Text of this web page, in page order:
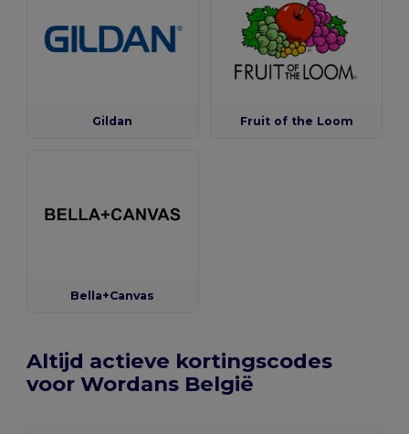
Gildan Fruit of the Loom
Bella+Canvas
Altijd actieve kortingscodes
voor Wordans België